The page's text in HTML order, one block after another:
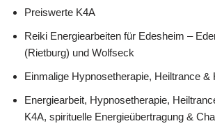
Preiswerte K4A
Reiki Energiearbeiten für Edesheim –
(Rietburg) und Wolfseck
Einmalige Hypnosetherapie, Heiltrance &
Energiearbeit, Hypnosetherapie,
K4A, spirituelle Energieübertragung &